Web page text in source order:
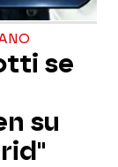
se
su